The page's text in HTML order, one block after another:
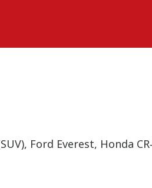
Ford Everest, Honda